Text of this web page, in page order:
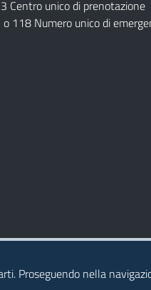
Centro unico di prenotazione
o 118 Numero unico di
Proseguendo nella